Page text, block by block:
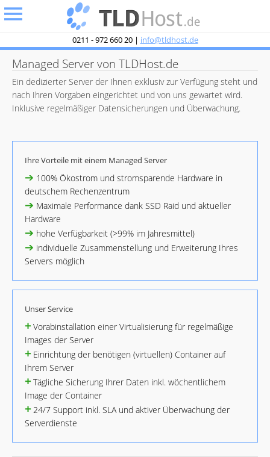
0211 - 972 660 20 | info@tldhost.de
Managed Server von TLDHost.de
Ein dedizierter Server der Ihnen exklusiv zur Verfügung steht und
nach Ihren Vorgaben eingerichtet und von uns gewartet wird.
Inklusive regelmäßiger Datensicherungen und Überwachung.
Ihre Vorteile mit einem Managed Server
➔ 100% Ökostrom und stromsparende Hardware in
deutschem Rechenzentrum
➔ Maximale Performance dank SSD Raid und aktueller
Hardware
➔ hohe Verfügbarkeit (>99% im Jahresmittel)
➔ individuelle Zusammenstellung und Erweiterung Ihres
Servers möglich
Unser Service
+Vorabinstallation einer Virtualisierung für regelmäßige
Images der Server
+Einrichtung der benötigen (virtuellen) Container auf
Ihrem Server
+Tägliche Sicherung Ihrer Daten inkl. wöchentlichem
Image der Container
+24/7 Support inkl. SLA und aktiver Überwachung der
Serverdienste
undefined